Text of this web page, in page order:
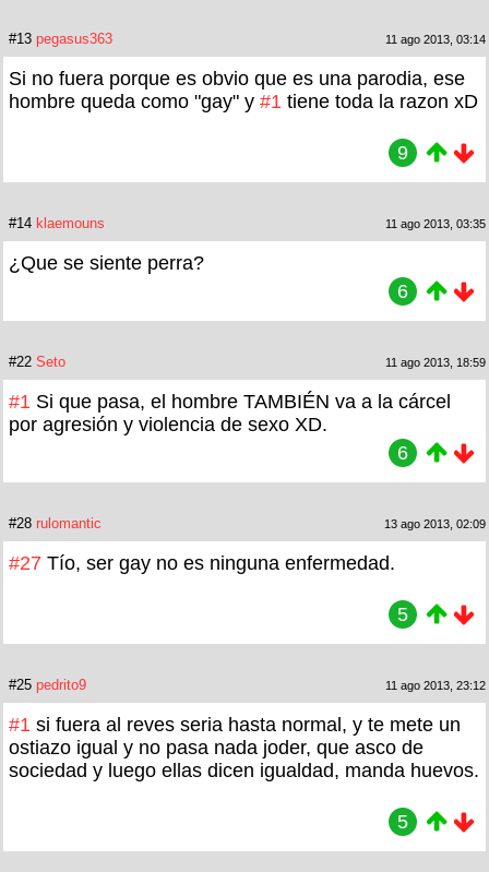
#13 pegasus363 11 ago 2013, 03:14
Si no fuera porque es obvio que es una parodia, ese
hombre queda como "gay" y #1 tiene toda la razon xD
9
#14 klaemouns 11 ago 2013, 03:35
¿Que se siente perra?
6
#22 Seto 11 ago 2013, 18:59
#1 Si que pasa, el hombre TAMBIÉN va a la cárcel
por agresión y violencia de sexo XD.
6
#28 rulomantic 13 ago 2013, 02:09
#27 Tío, ser gay no es ninguna enfermedad.
5
#25 pedrito9 11 ago 2013, 23:12
#1 si fuera al reves seria hasta normal, y te mete un
ostiazo igual y no pasa nada joder, que asco de
sociedad y luego ellas dicen igualdad, manda huevos.
5